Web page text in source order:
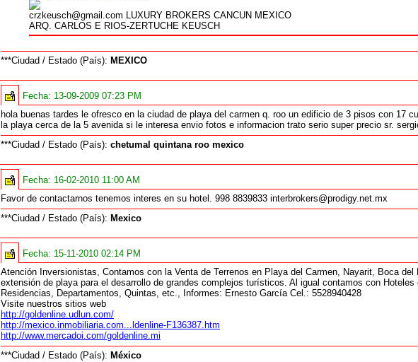
crzkeusch@gmail.com LUXURY BROKERS CANCUN MEXICO
ARQ. CARLOS E RIOS-ZERTUCHE KEUSCH
***Ciudad / Estado (País): MEXICO
Fecha: 13-09-2009 07:23 PM
hola buenas tardes le ofresco en la ciudad de playa del carmen q. roo un edificio de 3 pisos con 17
la playa cerca de la 5 avenida si le interesa envio fotos e informacion trato serio super precio sr.
***Ciudad / Estado (País): chetumal quintana roo mexico
Fecha: 16-02-2010 11:00 AM
Favor de contactarnos tenemos interes en su hotel. 998 8839833 interbrokers@prodigy.net.mx
***Ciudad / Estado (País): Mexico
Fecha: 15-11-2010 02:14 PM
Atención Inversionistas, Contamos con la Venta de Terrenos en Playa del Carmen, Nayarit, Boca
extensión de playa para el desarrollo de grandes complejos turísticos. Al igual contamos con
Residencias, Departamentos, Quintas, etc., Informes: Ernesto García Cel.: 5528940428
Visite nuestros sitios web
http://goldenline.udlun.com/
http://mexico.inmobiliaria.com...ldenline-F136387.htm
http://www.mercadoi.com/goldenline.mi
***Ciudad / Estado (País): México